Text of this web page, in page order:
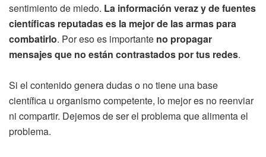
sentimiento de miedo. La información veraz y de fuentes
científicas reputadas es la mejor de las armas para
combatirlo. Por eso es importante no propagar
mensajes que no están contrastados por tus redes.
Si el contenido genera dudas o no tiene una base
científica u organismo competente, lo mejor es no reenviar
ni compartir. Dejemos de ser el problema que alimenta el
problema.